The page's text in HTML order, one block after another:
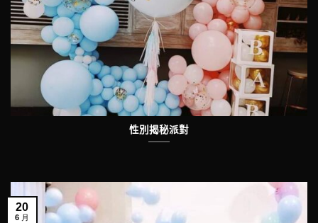
性別揭秘派對
20
6 月